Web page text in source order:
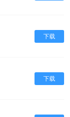
下载
下载